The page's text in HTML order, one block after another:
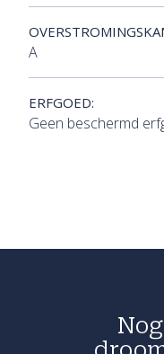
A
ERFGOED:
Geen beschermd